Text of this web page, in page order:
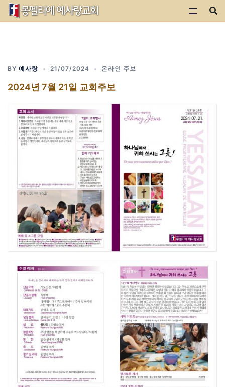
Skip
BY 예사랑 21/07/2024 온라인 주보
2024년 7월 21일 교회주보